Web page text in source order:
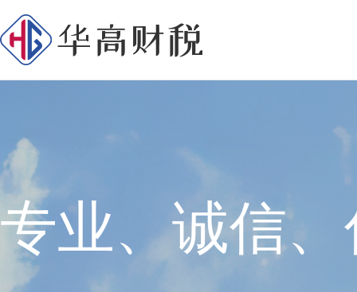
专业、诚信